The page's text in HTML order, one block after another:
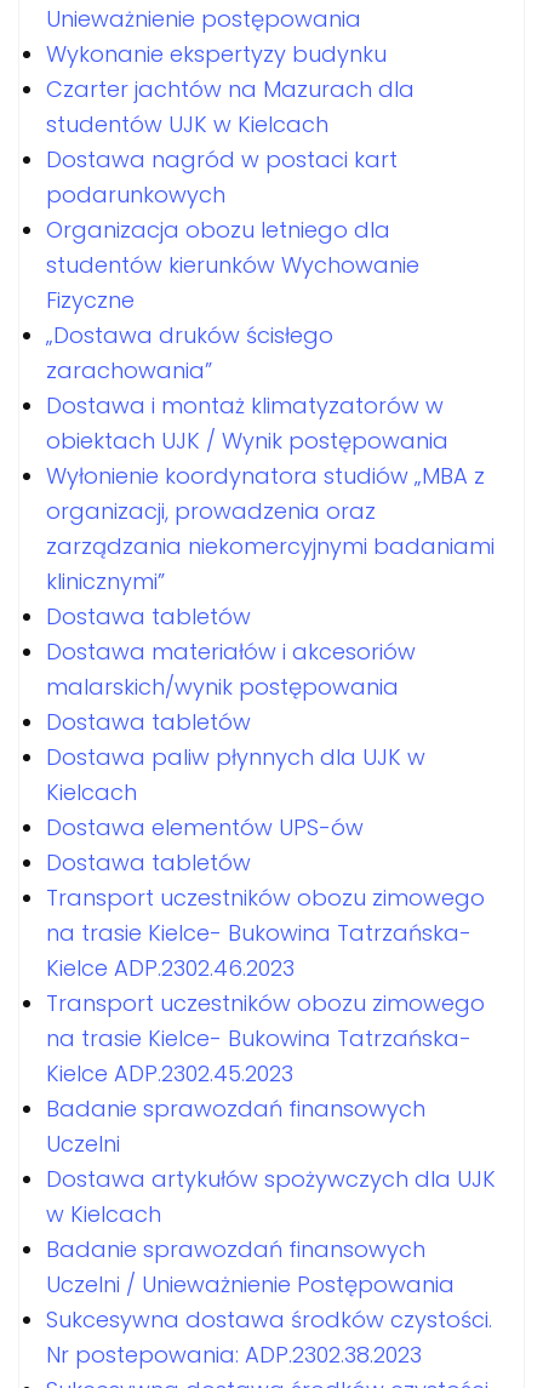
Unieważnienie postępowania
Wykonanie ekspertyzy budynku
Czarter jachtów na Mazurach dla
studentów UJK w Kielcach
Dostawa nagród w postaci kart
podarunkowych
Organizacja obozu letniego dla
studentów kierunków Wychowanie
Fizyczne
„Dostawa druków ścisłego
zarachowania”
Dostawa i montaż klimatyzatorów w
obiektach UJK / Wynik postępowania
Wyłonienie koordynatora studiów „MBA z
organizacji, prowadzenia oraz
zarządzania niekomercyjnymi badaniami
klinicznymi”
Dostawa tabletów
Dostawa materiałów i akcesoriów
malarskich/wynik postępowania
Dostawa tabletów
Dostawa paliw płynnych dla UJK w
Kielcach
Dostawa elementów UPS-ów
Dostawa tabletów
Transport uczestników obozu zimowego
na trasie Kielce- Bukowina Tatrzańska-
Kielce ADP.2302.46.2023
Transport uczestników obozu zimowego
na trasie Kielce- Bukowina Tatrzańska-
Kielce ADP.2302.45.2023
Badanie sprawozdań finansowych
Uczelni
Dostawa artykułów spożywczych dla UJK
w Kielcach
Badanie sprawozdań finansowych
Uczelni / Unieważnienie Postępowania
Sukcesywna dostawa środków czystości.
Nr postepowania: ADP.2302.38.2023